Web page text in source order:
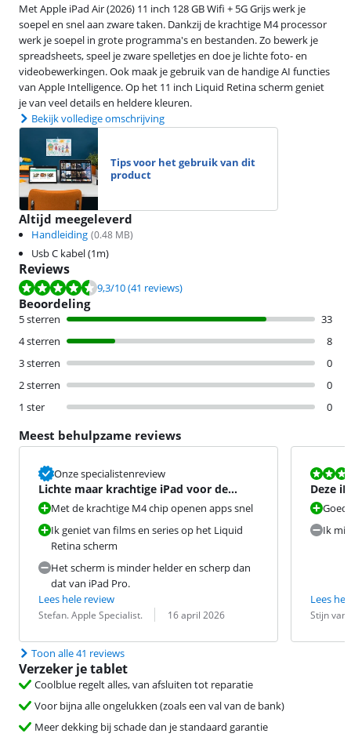
Met Apple iPad Air (2026) 11 inch 128 GB Wifi + 5G Grijs werk je
soepel en snel aan zware taken. Dankzij de krachtige M4 processor
werk je soepel in grote programma's en bestanden. Zo bewerk je
spreadsheets, speel je zware spelletjes en doe je lichte foto- en
videobewerkingen. Ook maak je gebruik van de handige AI functies
van Apple Intelligence. Op het 11 inch Liquid Retina scherm geniet
je van veel details en heldere kleuren.
Bekijk volledige omschrijving
Tips voor het gebruik van dit
product
Altijd meegeleverd
Handleiding (0.48 MB)
Usb C kabel (1m)
Reviews
Beoordeling is 9,3 van de 10, gebaseerd op 41 reviews.
9,3/10(41 reviews)
Beoordeling
5 sterren
33
4 sterren
8
3 sterren
0
2 sterren
0
1 ster
0
Meest behulpzame reviews
Onze specialistenreview
Lichte maar krachtige iPad voor de
meeste taken
Met de krachtige M4 chip openen apps snel
Ik geniet van films en series op het Liquid
Retina scherm
Het scherm is minder helder en scherp dan
dat van iPad Pro.
Lees hele review
Beoordeling door:
Stefan. Apple Specialist.
Datum: 16 april 2026
Deze
Ik
Lees
Stijn van
Datum:
Toon alle 41 reviews
Verzeker je tablet
Coolblue regelt alles, van afsluiten tot reparatie
Voor bijna alle ongelukken (zoals een val van de bank)
Meer dekking bij schade dan je standaard garantie